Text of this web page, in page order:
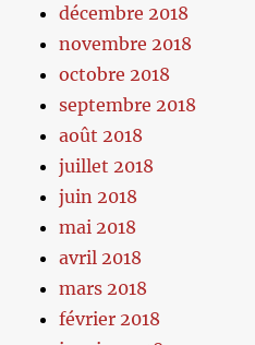
décembre 2018
novembre 2018
octobre 2018
septembre 2018
août 2018
juillet 2018
juin 2018
mai 2018
avril 2018
mars 2018
février 2018